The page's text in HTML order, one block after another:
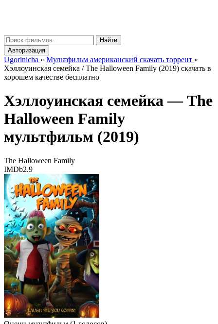
Найти
Авторизация
Ugorinicha » Мультфильм американский скачать торрент »
Хэллоуинская семейка / The Halloween Family (2019) скачать в
хорошем качестве бесплатно
Хэллоуинская семейка —The
Halloween Family
мультфильм (2019)
The Halloween Family
IMDb2.9